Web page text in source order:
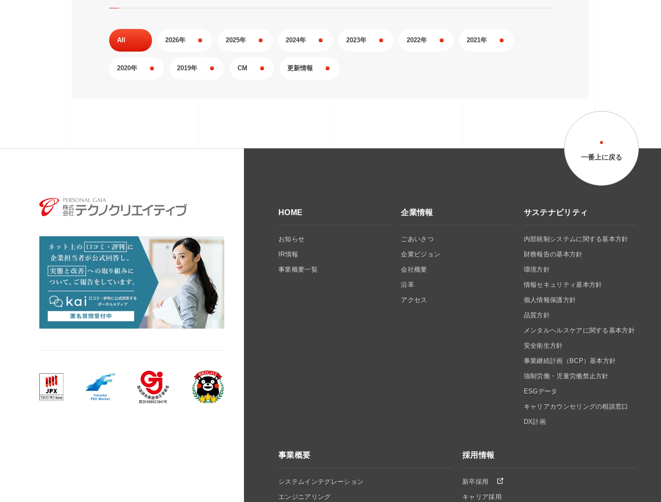
All 2026年 2025年 2024年 2023年 2022年 2021年
2020年 2019年 CM 更新情報
一番上に戻る
HOME
お知らせ
IR情報
事業概要一覧
企業情報
ごあいさつ
企業ビジョン
会社概要
沿革
アクセス
サステナビリティ
内部統制システムに関する基本方針
財務報告の基本方針
環境方針
情報セキュリティ基本方針
個人情報保護方針
品質方針
メンタルヘルスケアに関する基本方針
安全衛生方針
事業継続計画（BCP）基本方針
強制労働・児童労働禁止方針
ESGデータ
キャリアカウンセリングの相談窓口
DX計画
事業概要
システムインテグレーション
エンジニアリング
採用情報
新卒採用
キャリア採用